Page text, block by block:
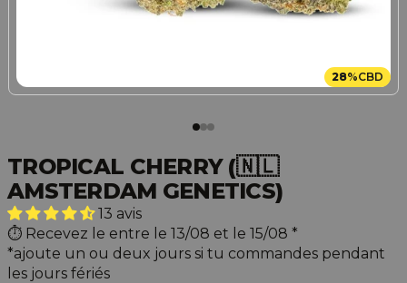
28%CBD
TROPICAL CHERRY (🇳🇱
AMSTERDAM GENETICS)
13 avis
Recevez le entre le 13/08 et le 15/08 *
*ajoute un ou deux jours si tu commandes pendant
les jours fériés